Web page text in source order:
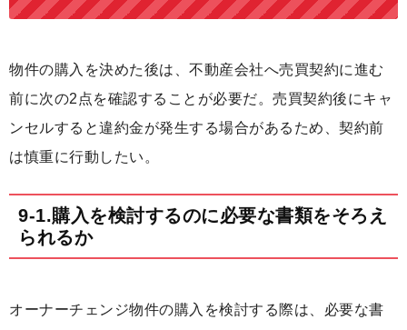
物件の購入を決めた後は、不動産会社へ売買契約に進む
前に次の2点を確認することが必要だ。売買契約後にキャ
ンセルすると違約金が発生する場合があるため、契約前
は慎重に行動したい。
9-1.購入を検討するのに必要な書類をそろえ
られるか
オーナーチェンジ物件の購入を検討する際は、必要な書